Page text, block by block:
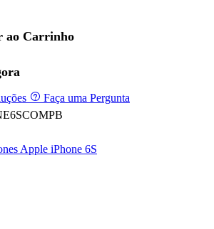
ao Carrinho
Faça uma Pergunta
Apple iPhone 6S